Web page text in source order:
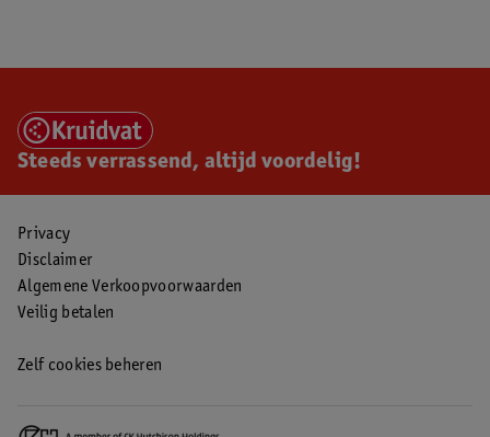
Steeds verrassend, altijd voordelig!
Privacy
Disclaimer
Algemene Verkoopvoorwaarden
Veilig betalen
Zelf cookies beheren